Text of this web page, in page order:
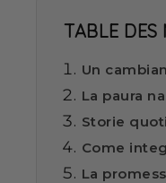
TABLE DES
Un
La paura
Storie
Come
La